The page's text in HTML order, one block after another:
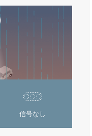
信号なし